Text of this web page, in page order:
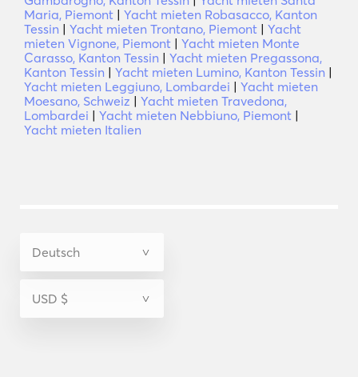
Maria, Piemont | Yacht mieten Robasacco, Kanton
Tessin | Yacht mieten Trontano, Piemont | Yacht
mieten Vignone, Piemont | Yacht mieten Monte
Carasso, Kanton Tessin | Yacht mieten Pregassona,
Kanton Tessin | Yacht mieten Lumino, Kanton Tessin |
Yacht mieten Leggiuno, Lombardei | Yacht mieten
Moesano, Schweiz | Yacht mieten Travedona,
Lombardei | Yacht mieten Nebbiuno, Piemont |
Yacht mieten Italien